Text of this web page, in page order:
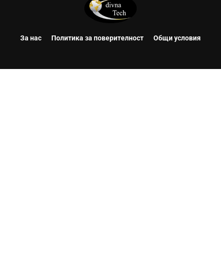
За нас Политика за поверителност Общи условия